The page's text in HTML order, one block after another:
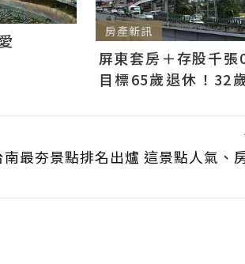
房產新訊
屏東套房＋存股千張
目標65歲退休！32
南最夯景點排名出爐 這景點人氣、